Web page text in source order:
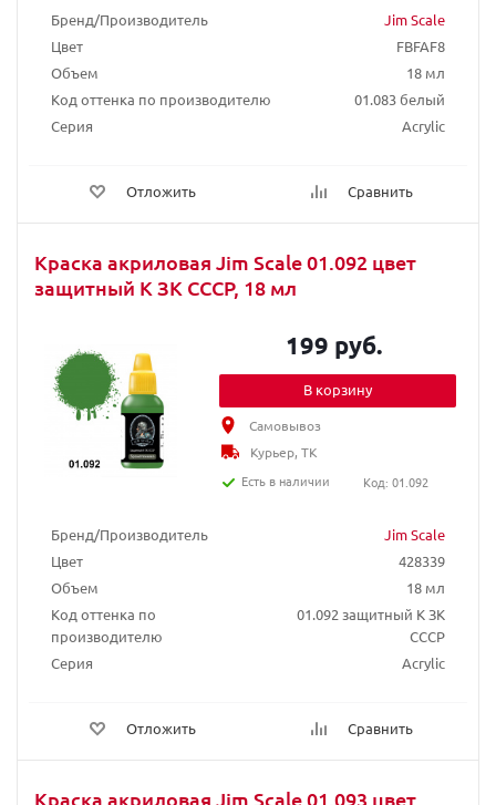
Бренд/Производитель
Jim Scale
Цвет
FBFAF8
Объем
18 мл
Код оттенка по производителю
01.083 белый
Серия
Acrylic
Отложить Сравнить
Краска акриловая Jim Scale 01.092 цвет
защитный К ЗК СССР, 18 мл
Бренд/Производитель
Jim Scale
Цвет
428339
Объем
18 мл
Код оттенка по
производителю
01.092 защитный К ЗК
СССР
Серия
Acrylic
Отложить Сравнить
199 руб.
В корзину
Самовывоз
Курьер, ТК
Есть в наличии
Код: 01.092
Краска акриловая Jim Scale 01.093 цвет